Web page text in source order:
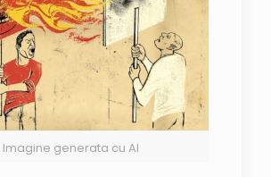
Imagine generata cu AI